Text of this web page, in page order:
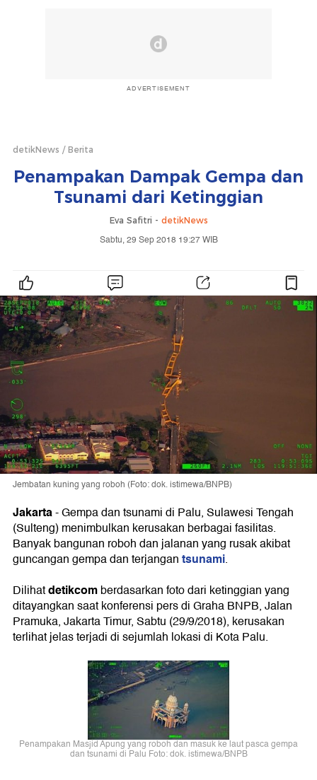
ADVERTISEMENT
detikNews Berita
Penampakan Dampak Gempa dan
Tsunami dari Ketinggian
Eva Safitri - detikNews
Sabtu, 29 Sep 2018 19:27 WIB
Jembatan kuning yang roboh (Foto: dok. istimewa/BNPB)
Jakarta-Gempa dan tsunami di Palu, Sulawesi Tengah
(Sulteng) menimbulkan kerusakan berbagai fasilitas.
Banyak bangunan roboh dan jalanan yang rusak akibat
guncangan gempa dan terjangantsunami.
Dilihatdetikcomberdasarkan foto dari ketinggian yang
ditayangkan saat konferensi pers di Graha BNPB, Jalan
Pramuka, Jakarta Timur, Sabtu (29/9/2018), kerusakan
terlihat jelas terjadi di sejumlah lokasi di Kota Palu.
Penampakan Masjid Apung yang roboh dan masuk ke laut pasca gempa
dan tsunami di Palu Foto: dok. istimewa/BNPB